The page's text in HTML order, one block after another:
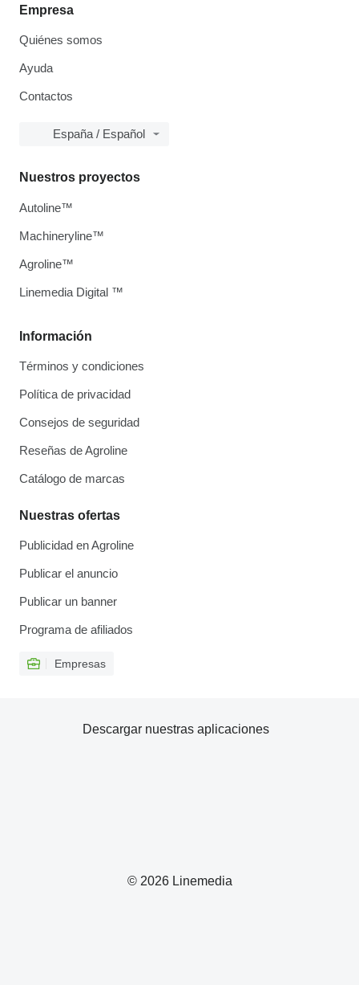
Empresa
Quiénes somos
Ayuda
Contactos
España / Español
Información
Términos y condiciones
Política de privacidad
Consejos de seguridad
Reseñas de Agroline
Catálogo de marcas
Nuestras ofertas
Publicidad en Agroline
Publicar el anuncio
Publicar un banner
Programa de afiliados
Empresas
Nuestros proyectos
Autoline™
Machineryline™
Agroline™
Linemedia Digital ™
© 2026 Linemedia
Descargar nuestras aplicaciones